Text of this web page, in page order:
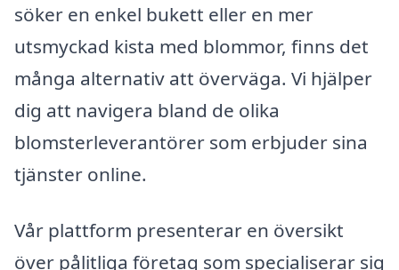
söker en enkel bukett eller en mer
utsmyckad kista med blommor, finns det
många alternativ att överväga. Vi hjälper
dig att navigera bland de olika
blomsterleverantörer som erbjuder sina
tjänster online.
Vår plattform presenterar en översikt
över pålitliga företag som specialiserar sig